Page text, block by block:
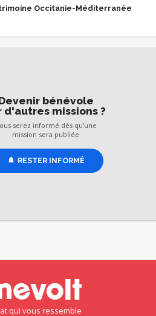
patrimoine ! (Étudiants en
local).
Occitanie-Méditerranée
bénévole
d'autres missions ?
serez informé dès qu'une
mission sera publiée
RESTER INFORMÉ
qui vous ressemble